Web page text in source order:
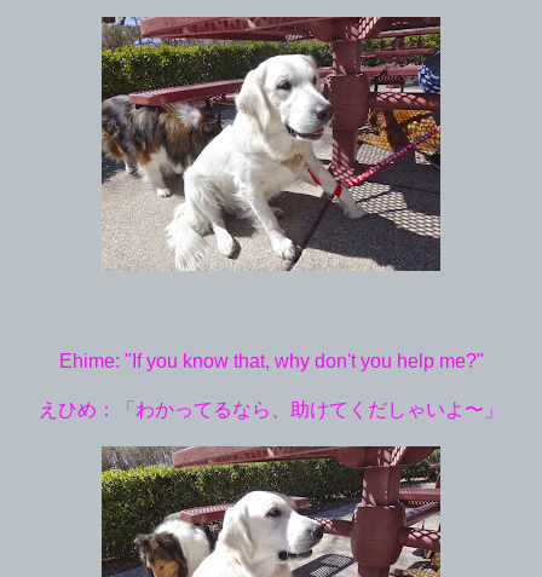
Ehime: "If you know that, why don't you help me?"
えひめ：「わかってるなら、助けてくだしゃいよ〜」